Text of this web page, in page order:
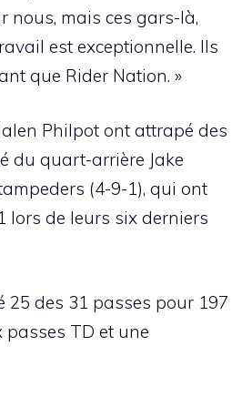
nous, mais ces gars-là,
est exceptionnelle. Ils
que Rider Nation. »
Philpot ont attrapé des
du quart-arrière Jake
(4-9-1), qui ont
lors de leurs six derniers
25 des 31 passes pour 197
passes TD et une